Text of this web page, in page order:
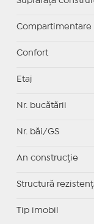
Compartimentare
Confort
Etaj
Nr. bucătării
Nr. băi/GS
An construcție
Structură
Tip imobil